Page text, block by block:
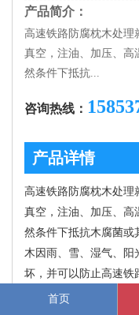
产品简介：
高速铁路防腐枕木处理
真空，注油、加压、高
然条件下抵抗...
咨询热线：
产品详情
高速铁路防腐枕木处理
真空，注油、加压、高
然条件下抵抗木腐菌或
木因雨、雪、湿气、阳
坏，并可以防止高速铁
裂，延长枕木使用年限。
首页